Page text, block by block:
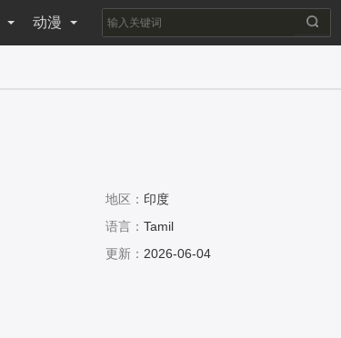
动漫
地区： 印度
语言： Tamil
更新： 2026-06-04